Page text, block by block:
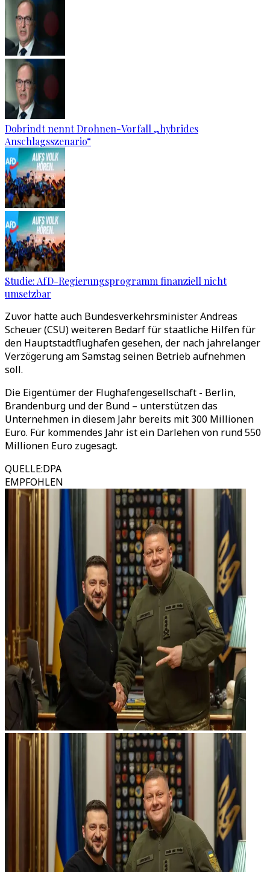
Dobrindt nennt Drohnen-Vorfall „hybrides
Anschlagsszenario“
Studie: AfD-Regierungsprogramm finanziell nicht
umsetzbar
Zuvor hatte auch Bundesverkehrsminister Andreas
Scheuer (CSU) weiteren Bedarf für staatliche Hilfen für
den Hauptstadtflughafen gesehen, der nach jahrelanger
Verzögerung am Samstag seinen Betrieb aufnehmen
soll.
Die Eigentümer der Flughafengesellschaft - Berlin,
Brandenburg und der Bund – unterstützen das
Unternehmen in diesem Jahr bereits mit 300 Millionen
Euro. Für kommendes Jahr ist ein Darlehen von rund 550
Millionen Euro zugesagt.
QUELLE:DPA
EMPFOHLEN